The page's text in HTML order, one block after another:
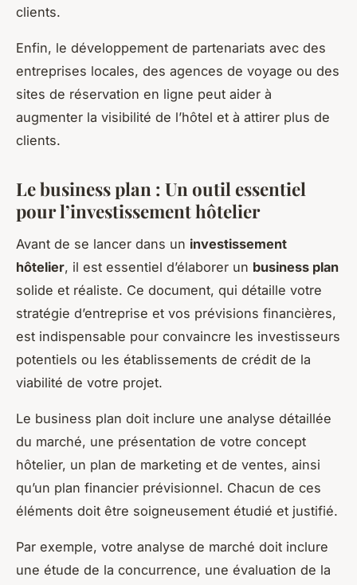
clients.
Enfin, le développement de partenariats avec des
entreprises locales, des agences de voyage ou des
sites de réservation en ligne peut aider à
augmenter la visibilité de l’hôtel et à attirer plus de
clients.
Le business plan : Un outil essentiel
pour l’investissement hôtelier
Avant de se lancer dans un investissement
hôtelier, il est essentiel d’élaborer un business plan
solide et réaliste. Ce document, qui détaille votre
stratégie d’entreprise et vos prévisions financières,
est indispensable pour convaincre les investisseurs
potentiels ou les établissements de crédit de la
viabilité de votre projet.
Le business plan doit inclure une analyse détaillée
du marché, une présentation de votre concept
hôtelier, un plan de marketing et de ventes, ainsi
qu’un plan financier prévisionnel. Chacun de ces
éléments doit être soigneusement étudié et justifié.
Par exemple, votre analyse de marché doit inclure
une étude de la concurrence, une évaluation de la